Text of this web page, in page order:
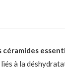
céramides
à la